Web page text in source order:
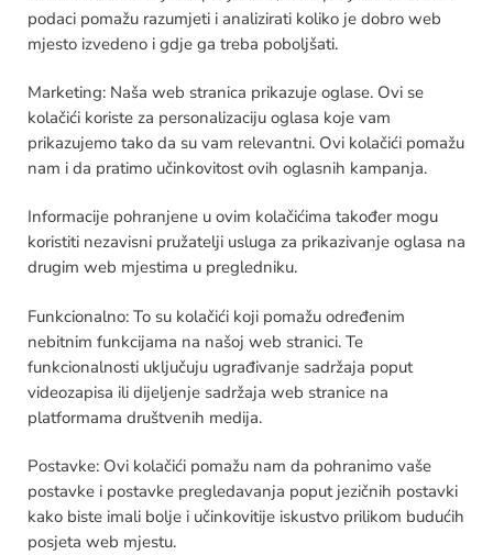
podaci pomažu razumjeti i analizirati koliko je dobro web
mjesto izvedeno i gdje ga treba poboljšati.
Marketing: Naša web stranica prikazuje oglase. Ovi se
kolačići koriste za personalizaciju oglasa koje vam
prikazujemo tako da su vam relevantni. Ovi kolačići pomažu
nam i da pratimo učinkovitost ovih oglasnih kampanja.
Informacije pohranjene u ovim kolačićima također mogu
koristiti nezavisni pružatelji usluga za prikazivanje oglasa na
drugim web mjestima u pregledniku.
Funkcionalno: To su kolačići koji pomažu određenim
nebitnim funkcijama na našoj web stranici. Te
funkcionalnosti uključuju ugrađivanje sadržaja poput
videozapisa ili dijeljenje sadržaja web stranice na
platformama društvenih medija.
Postavke: Ovi kolačići pomažu nam da pohranimo vaše
postavke i postavke pregledavanja poput jezičnih postavki
kako biste imali bolje i učinkovitije iskustvo prilikom budućih
posjeta web mjestu.